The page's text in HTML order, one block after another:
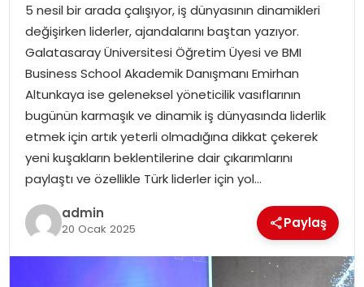
SPOR
EKONOMI
MAGAZIN
DÜNYA
OTOMOBIL
5 nesil bir arada çalışıyor, iş dünyasının dinamikleri
değişirken liderler, ajandalarını baştan yazıyor.
Galatasaray Üniversitesi Öğretim Üyesi ve BMI
Business School Akademik Danışmanı Emirhan
Altunkaya ise geleneksel yöneticilik vasıflarının
bugünün karmaşık ve dinamik iş dünyasında liderlik
etmek için artık yeterli olmadığına dikkat çekerek
yeni kuşakların beklentilerine dair çıkarımlarını
paylaştı ve özellikle Türk liderler için yol…
admin
20 Ocak 2025 Paylaş